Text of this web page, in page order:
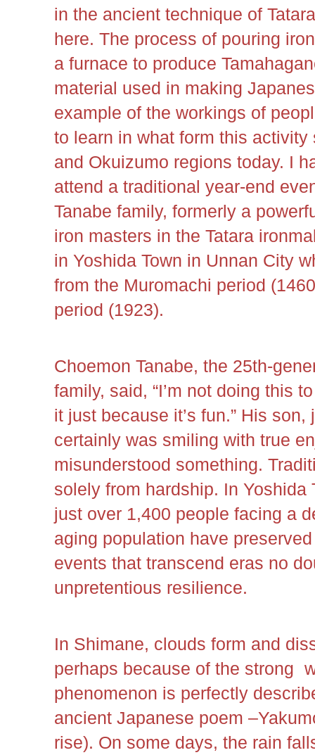
in the ancient technique of
here. The process of pouring
a furnace to produce
material used in making
example of the workings of
to learn in what form this
and Okuizumo regions today. I
attend a traditional year-end
Tanabe family, formerly a
iron masters in the Tatara
in Yoshida Town in Unnan City
from the Muromachi period
period (1923).
Choemon Tanabe, the 25th-
family, said, “I’m not doing this
it just because it’s fun.” His
certainly was smiling with true
misunderstood something.
solely from hardship. In Yoshida
just over 1,400 people facing a
aging population have
events that transcend eras no
unpretentious resilience.
In Shimane, clouds form and
perhaps because of the strong
phenomenon is perfectly
ancient Japanese poem
rise). On some days, the rain